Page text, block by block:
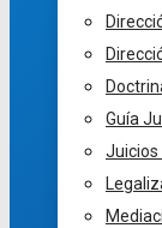
Guía
Juicios